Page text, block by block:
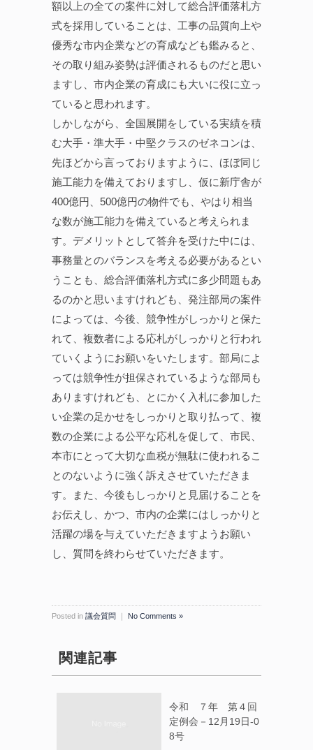
額以上の全ての案件に対して総合評価落札方
式を採用していることは、工事の品質向上や
優秀な市内企業などの育成なども鑑みると、
その取り組み姿勢は評価されるものだと思い
ますし、市内企業の育成にも大いに役に立っ
ていると思われます。
しかしながら、全国展開をしている実績を積
む大手・準大手・中堅クラスのゼネコンは、
先ほどから言っておりますように、ほぼ同じ
施工能力を備えておりますし、仮に新庁舎が
400億円、500億円の物件でも、やはり相当
な数が施工能力を備えていると考えられま
す。デメリットとして答弁を受けた中には、
事務量とのバランスを考える必要があるとい
うことも、総合評価落札方式に多少問題もあ
るのかと思いますけれども、発注部局の案件
によっては、今後、競争性がしっかりと保た
れて、複数者による応札がしっかりと行われ
ていくようにお願いをいたします。部局によ
っては競争性が担保されているような部局も
ありますけれども、とにかく入札に参加した
い企業の足かせをしっかりと取り払って、複
数の企業による公平な応札を促して、市民、
本市にとって大切な血税が無駄に使われるこ
とのないように強く訴えさせていただきま
す。また、今後もしっかりと見届けることを
お伝えし、かつ、市内の企業にはしっかりと
活躍の場を与えていただきますようお願い
し、質問を終わらせていただきます。
Posted in 議会質問 ｜ No Comments »
関連記事
令和 ７年 第４回
定例会－12月19日-0
8号